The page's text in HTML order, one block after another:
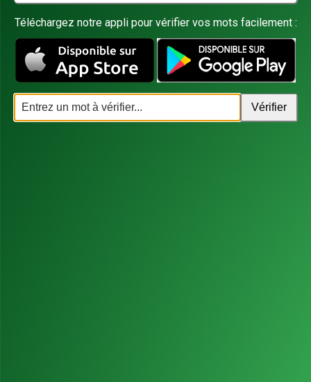
Téléchargez notre appli pour vérifier vos mots facilement :